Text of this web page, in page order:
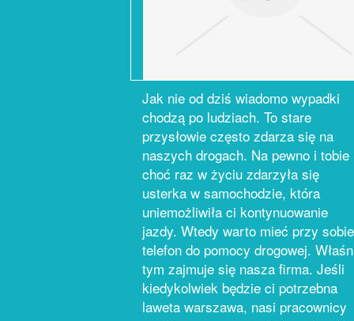
Jak nie od dziś wiadomo wypadki
chodzą po ludziach. To stare
przysłowie często zdarza się na
naszych drogach. Na pewno i tobie
choć raz w życiu zdarzyła się
usterka w samochodzie, która
uniemożliwiła ci kontynuowanie
jazdy. Wtedy warto mieć przy sobie
telefon do pomocy drogowej.
tym zajmuje się nasza firma. Jeśli
kiedykolwiek będzie ci potrzebna
laweta warszawa, nasi pracownicy